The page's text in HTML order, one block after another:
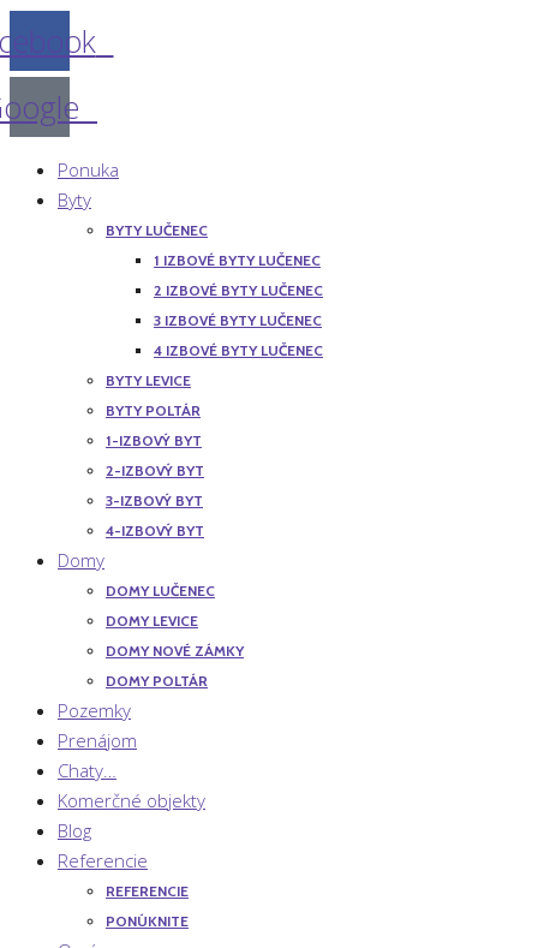
Ponuka
Byty
BYTY LUČENEC
1 IZBOVÉ BYTY LUČENEC
2 IZBOVÉ BYTY LUČENEC
3 IZBOVÉ BYTY LUČENEC
4 IZBOVÉ BYTY LUČENEC
BYTY LEVICE
BYTY POLTÁR
1-IZBOVÝ BYT
2-IZBOVÝ BYT
3-IZBOVÝ BYT
4-IZBOVÝ BYT
Domy
DOMY LUČENEC
DOMY LEVICE
DOMY NOVÉ ZÁMKY
DOMY POLTÁR
Pozemky
Prenájom
Chaty…
Komerčné objekty
Blog
Referencie
REFERENCIE
PONÚKNITE